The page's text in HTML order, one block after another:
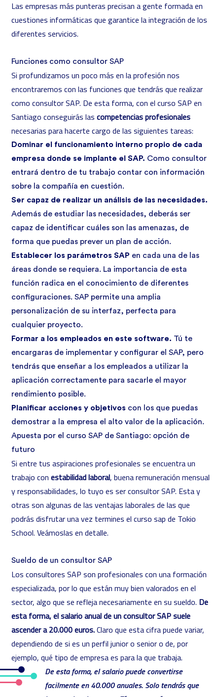
Las empresas más punteras precisan a gente formada en
cuestiones informáticas que garantice la integración de los
diferentes servicios.
Funciones como consultor SAP
Si profundizamos un poco más en la profesión nos
encontraremos con las funciones que tendrás que realizar
como consultor SAP. De esta forma, con el curso SAP en
Santiago conseguirás las competencias profesionales
necesarias para hacerte cargo de las siguientes tareas:
Dominar el funcionamiento interno propio de cada
empresa donde se implante el SAP. Como consultor
entrará dentro de tu trabajo contar con información
sobre la compañía en cuestión.
Ser capaz de realizar un análisis de las necesidades.
Además de estudiar las necesidades, deberás ser
capaz de identificar cuáles son las amenazas, de
forma que puedas prever un plan de acción.
Establecer los parámetros SAP en cada una de las
áreas donde se requiera. La importancia de esta
función radica en el conocimiento de diferentes
configuraciones. SAP permite una amplia
personalización de su interfaz, perfecta para
cualquier proyecto.
Formar a los empleados en este software. Tú te
encargaras de implementar y configurar el SAP, pero
tendrás que enseñar a los empleados a utilizar la
aplicación correctamente para sacarle el mayor
rendimiento posible.
Planificar acciones y objetivos con los que puedas
demostrar a la empresa el alto valor de la aplicación.
Apuesta por el curso SAP de Santiago: opción de
futuro
Si entre tus aspiraciones profesionales se encuentra un
trabajo con estabilidad laboral, buena remuneración mensual
y responsabilidades, lo tuyo es ser consultor SAP. Esta y
otras son algunas de las ventajas laborales de las que
podrás disfrutar una vez termines el curso sap de Tokio
School. Veámoslas en detalle.
Sueldo de un consultor SAP
Los consultores SAP son profesionales con una formación
especializada, por lo que están muy bien valorados en el
sector, algo que se refleja necesariamente en su sueldo. De
esta forma, el salario anual de un consultor SAP suele
ascender a 20.000 euros.Claro que esta cifra puede variar,
dependiendo de si es un perfil junior o senior o de, por
ejemplo, qué tipo de empresa es para la que trabaja.
De esta forma, el salario puede convertirse
facilmente en 40.000 anuales. Solo tendrás que